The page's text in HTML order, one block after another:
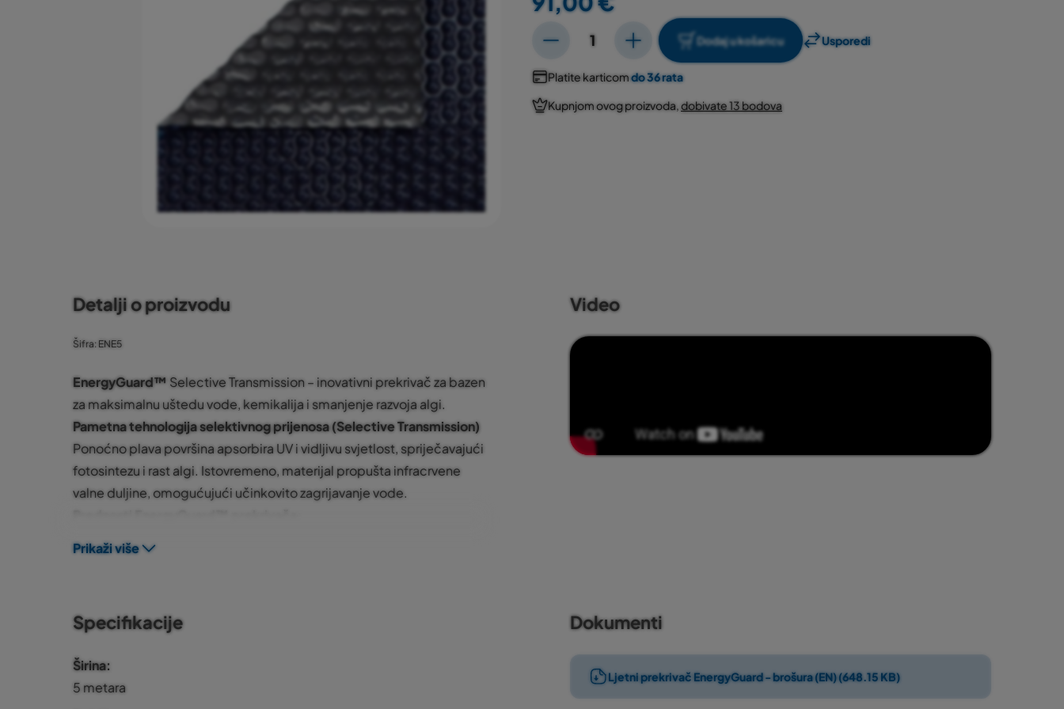
Dodaj u košaricu Usporedi
Platite karticomdo 36 rata
Kupnjom ovog proizvoda,dobivate 13 bodova
Detalji o proizvodu
Šifra: ENE5
EnergyGuard™ Selective Transmission – inovativni prekrivač za bazen
za maksimalnu uštedu vode, kemikalija i smanjenje razvoja algi.
Pametna tehnologija selektivnog prijenosa (Selective Transmission)
Ponoćno plava površina apsorbira UV i vidljivu svjetlost, spriječavajući
fotosintezu i rast algi. Istovremeno, materijal propušta infracrvene
valne duljine, omogućujući učinkovito zagrijavanje vode.
uvjetima
Smanjuje potrošnju kemikalija – UV zaštita smanjuje deaktivaciju klora,
Smanjuje isparavanje vode – čuva vodu i smanjuje gubitak topline
Možete ga koristiti i ljeti i zimi
Prikaži više
Video
Specifikacije
Širina
5 metara
Dokumenti
Ljetni prekrivač EnergyGuard - brošura (EN) (648.15 KB)